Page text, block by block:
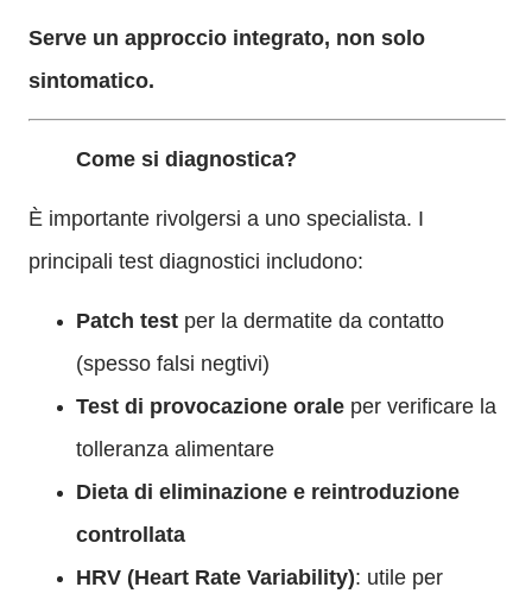
Serve un approccio integrato, non solo
sintomatico.
Come si diagnostica?
È importante rivolgersi a uno specialista. I
principali test diagnostici includono:
Patch test per la dermatite da contatto
(spesso falsi negtivi)
Test di provocazione orale per verificare la
tolleranza alimentare
Dieta di eliminazione e reintroduzione
controllata
HRV (Heart Rate Variability): utile per